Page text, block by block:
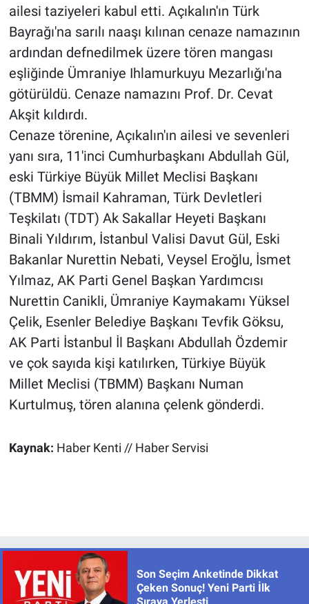
ailesi taziyeleri kabul etti. Açıkalın'ın Türk
Bayrağı'na sarılı naaşı kılınan cenaze namazının
ardından defnedilmek üzere tören mangası
eşliğinde Ümraniye Ihlamurkuyu Mezarlığı'na
götürüldü. Cenaze namazını Prof. Dr. Cevat
Akşit kıldırdı.
Cenaze törenine, Açıkalın'ın ailesi ve sevenleri
yanı sıra, 11'inci Cumhurbaşkanı Abdullah Gül,
eski Türkiye Büyük Millet Meclisi Başkanı
(TBMM) İsmail Kahraman, Türk Devletleri
Teşkilatı (TDT) Ak Sakallar Heyeti Başkanı
Binali Yıldırım, İstanbul Valisi Davut Gül, Eski
Bakanlar Nurettin Nebati, Veysel Eroğlu, İsmet
Yılmaz, AK Parti Genel Başkan Yardımcısı
Nurettin Canikli, Ümraniye Kaymakamı Yüksel
Çelik, Esenler Belediye Başkanı Tevfik Göksu,
AK Parti İstanbul İl Başkanı Abdullah Özdemir
ve çok sayıda kişi katılırken, Türkiye Büyük
Millet Meclisi (TBMM) Başkanı Numan
Kurtulmuş, tören alanına çelenk gönderdi.
Kaynak: Haber Kenti // Haber Servisi
Son Seçim Anketinde Dikkat
Çeken Sonuç! Yeni Parti İlk